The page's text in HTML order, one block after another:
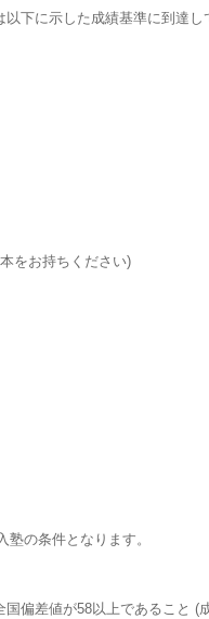
下に示した成績基準に到達し
をお持ちください)
の条件となります。
国偏差値が58以上であること (